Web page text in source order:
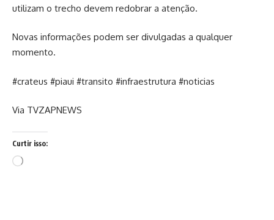
utilizam o trecho devem redobrar a atenção.
Novas informações podem ser divulgadas a qualquer
momento.
#crateus #piaui #transito #infraestrutura #noticias
Via TVZAPNEWS
Curtir isso:
Carregando...